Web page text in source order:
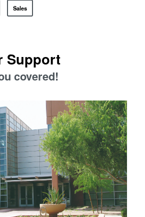
接合技術
検査・計測
Sales
Support
covered!